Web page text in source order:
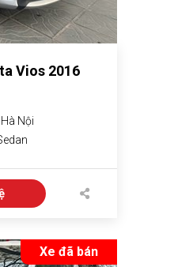
Vios 2016
Nội
Xe đã bán